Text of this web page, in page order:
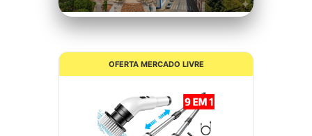
OFERTA MERCADO LIVRE